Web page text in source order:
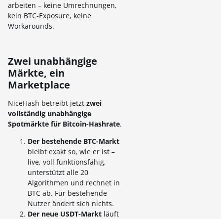
arbeiten – keine Umrechnungen,
kein BTC-Exposure, keine
Workarounds.
Zwei unabhängige
Märkte, ein
Marketplace
NiceHash betreibt jetzt zwei
vollständig unabhängige
Spotmärkte für Bitcoin-Hashrate.
Der bestehende BTC-Markt
bleibt exakt so, wie er ist –
live, voll funktionsfähig,
unterstützt alle 20
Algorithmen und rechnet in
BTC ab. Für bestehende
Nutzer ändert sich nichts.
Der neue USDT-Markt läuft